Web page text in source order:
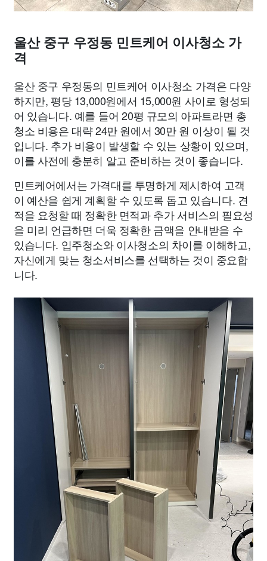
울산 중구 우정동 민트케어 이사청소 가
격
울산 중구 우정동의 민트케어 이사청소 가격은 다양
하지만, 평당 13,000원에서 15,000원 사이로 형성되
어 있습니다. 예를 들어 20평 규모의 아파트라면 총
청소 비용은 대략 24만 원에서 30만 원 이상이 될 것
입니다. 추가 비용이 발생할 수 있는 상황이 있으며,
이를 사전에 충분히 알고 준비하는 것이 좋습니다.
민트케어에서는 가격대를 투명하게 제시하여 고객
이 예산을 쉽게 계획할 수 있도록 돕고 있습니다. 견
적을 요청할 때 정확한 면적과 추가 서비스의 필요성
을 미리 언급하면 더욱 정확한 금액을 안내받을 수
있습니다. 입주청소와 이사청소의 차이를 이해하고,
자신에게 맞는 청소서비스를 선택하는 것이 중요합
니다.